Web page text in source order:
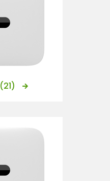
(21)